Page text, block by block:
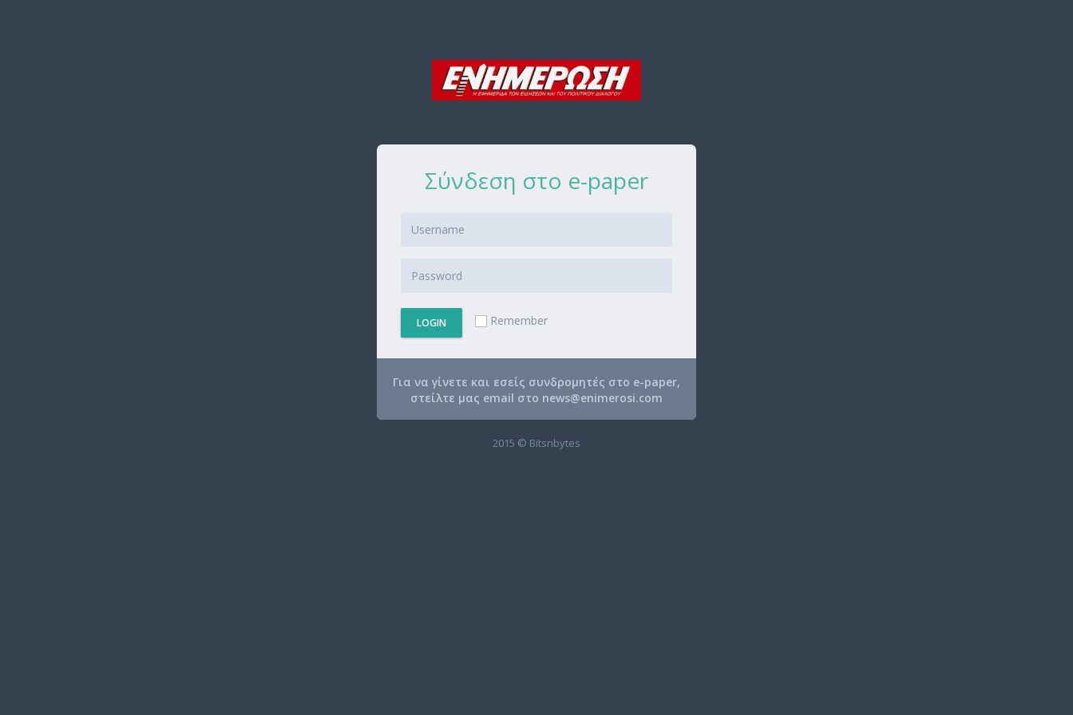
Σύνδεση στο e-paper
LOGIN Remember
Για να γίνετε και εσείς συνδρομητές στο e-paper,
στείλτε μας email στο news@enimerosi.com
2015 © Bitsnbytes